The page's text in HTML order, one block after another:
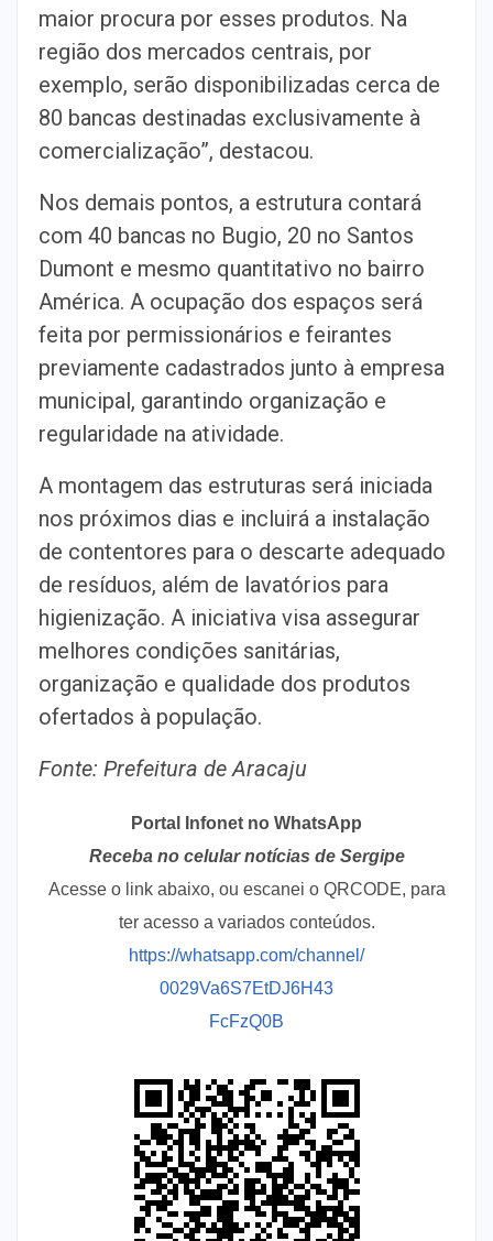
maior procura por esses produtos. Na
região dos mercados centrais, por
exemplo, serão disponibilizadas cerca de
80 bancas destinadas exclusivamente à
comercialização”, destacou.
Nos demais pontos, a estrutura contará
com 40 bancas no Bugio, 20 no Santos
Dumont e mesmo quantitativo no bairro
América. A ocupação dos espaços será
feita por permissionários e feirantes
previamente cadastrados junto à empresa
municipal, garantindo organização e
regularidade na atividade.
A montagem das estruturas será iniciada
nos próximos dias e incluirá a instalação
de contentores para o descarte adequado
de resíduos, além de lavatórios para
higienização. A iniciativa visa assegurar
melhores condições sanitárias,
organização e qualidade dos produtos
ofertados à população.
Fonte: Prefeitura de Aracaju
Portal Infonet no WhatsApp
Receba no celular notícias de Sergipe
Acesse o link abaixo, ou escanei o QRCODE, para
ter acesso a variados conteúdos.
https://whatsapp.com/channel/
0029Va6S7EtDJ6H43
FcFzQ0B